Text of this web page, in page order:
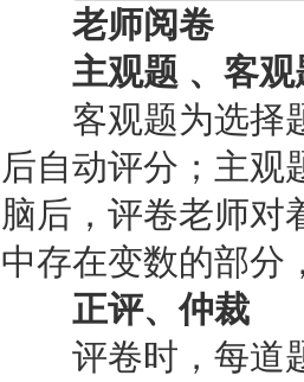
老师阅卷
主观题 、客观
客观题为选择题
后自动评分；主观
脑后，评卷老师对
中存在变数的部分
正评、仲裁
评卷时，每道题